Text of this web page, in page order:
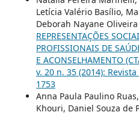
Letícia Valério Basílio,
Deborah Nayane Oliveira
REPRESENTAÇÕES
PROFISSIONAIS DE
E ACONSELHAMENTO
v. 20 n. 35 (2014):
1753
Anna Paula Paulino
Khouri, Daniel Souza de